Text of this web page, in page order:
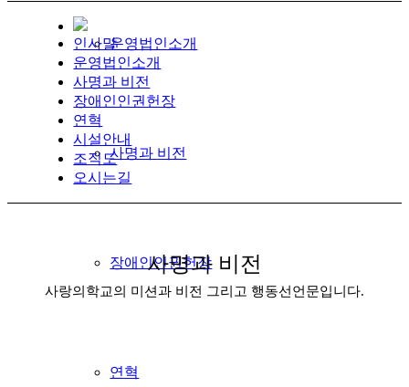
운영법인소개
사명과 비전
장애인인권헌장
연혁
인사말
운영법인소개
사명과 비전
장애인인권헌장
연혁
시설안내
조직도
오시는길
사명과 비전
사랑의학교의 미션과 비전 그리고 행동선언문입니다.